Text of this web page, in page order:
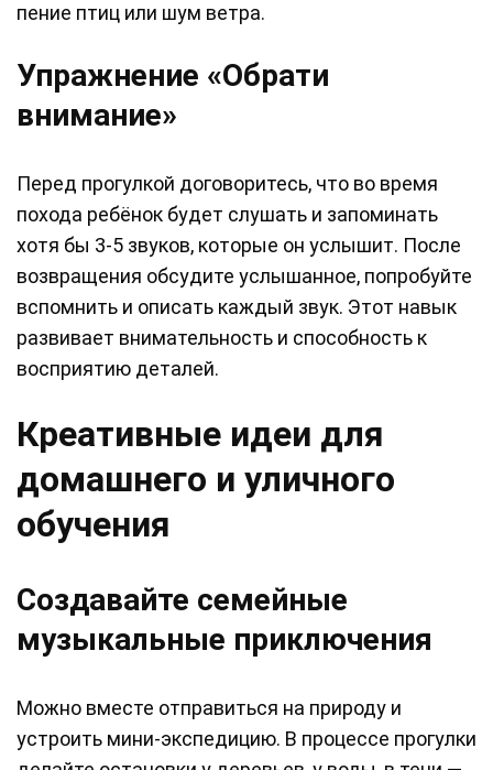
пение птиц или шум ветра.
Упражнение «Обрати
внимание»
Перед прогулкой договоритесь, что во время
похода ребёнок будет слушать и запоминать
хотя бы 3-5 звуков, которые он услышит. После
возвращения обсудите услышанное, попробуйте
вспомнить и описать каждый звук. Этот навык
развивает внимательность и способность к
восприятию деталей.
Креативные идеи для
домашнего и уличного
обучения
Создавайте семейные
музыкальные приключения
Можно вместе отправиться на природу и
устроить мини-экспедицию. В процессе прогулки